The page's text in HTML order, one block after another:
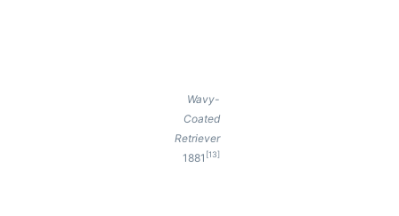
Wavy-
Coated
Retriever
1881 [13]